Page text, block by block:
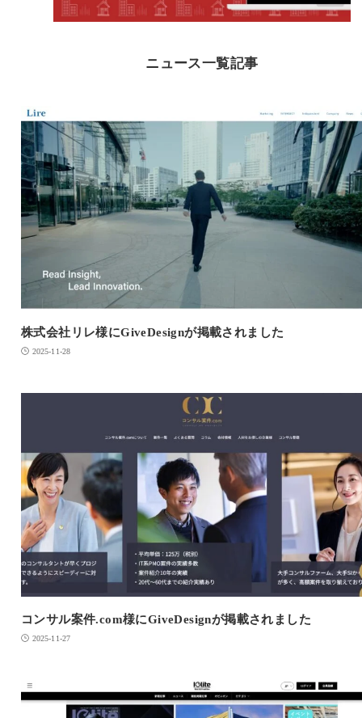
ニュース一覧記事
株式会社リレ様にGiveDesignが掲載されました
2025-11-28
コンサル案件.com様にGiveDesignが掲載されました
2025-11-27